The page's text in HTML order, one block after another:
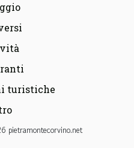
turistiche
pietramontecorvino.net